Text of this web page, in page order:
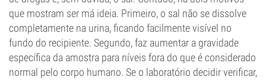
que mostram ser má ideia. Primeiro, o sal não se dissolve
completamente na urina, ficando facilmente visível no
fundo do recipiente. Segundo, faz aumentar a gravidade
específica da amostra para níveis fora do que é considerado
normal pelo corpo humano. Se o laboratório decidir verificar,